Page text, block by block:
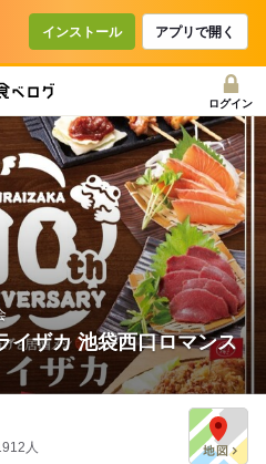
インストール アプリで開く
ログイン
イザカ 池袋西口ロマンス
人
えるクーポン
用せず予約する